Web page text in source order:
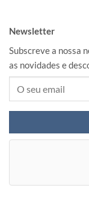
Newsletter
Subscreve a nossa
as novidades e